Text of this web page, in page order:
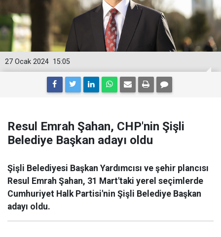
15:05
27 Ocak 2024
Resul Emrah Şahan, CHP'nin Şişli
Belediye Başkan adayı oldu
Şişli Belediyesi Başkan Yardımcısı ve şehir plancısı
Resul Emrah Şahan, 31 Mart'taki yerel seçimlerde
Cumhuriyet Halk Partisi'nin Şişli Belediye Başkan
adayı oldu.